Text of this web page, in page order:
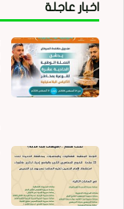
اخبار عاجلة